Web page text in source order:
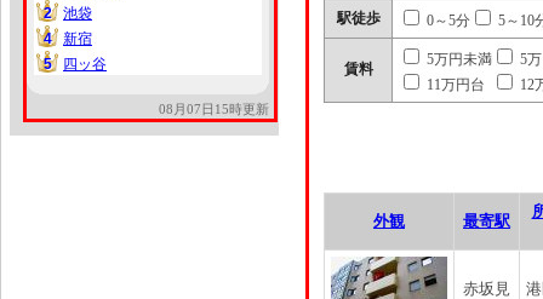
2
2
池袋
4
4
新宿
5
5 四ッ谷
08月07日15時更新
駅徒歩 0～5分 5～10
賃料
5万円未満
5
11万円台
12
外観 最寄駅
赤坂見